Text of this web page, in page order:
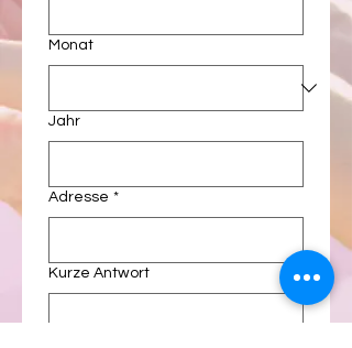
Monat
Jahr
Adresse *
Kurze Antwort